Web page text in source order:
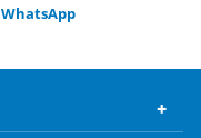
WhatsApp